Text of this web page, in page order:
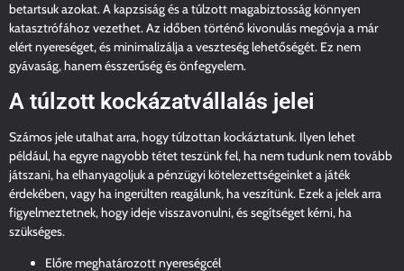
betartsuk azokat. A kapzsiság és a túlzott magabiztosság könnyen
katasztrófához vezethet. Az időben történő kivonulás megóvja a már
elért nyereséget, és minimalizálja a veszteség lehetőségét. Ez nem
gyávaság, hanem ésszerűség és önfegyelem.
A túlzott kockázatvállalás jelei
Számos jele utalhat arra, hogy túlzottan kockáztatunk. Ilyen lehet
például, ha egyre nagyobb tétet teszünk fel, ha nem tudunk nem tovább
játszani, ha elhanyagoljuk a pénzügyi kötelezettségeinket a játék
érdekében, vagy ha ingerülten reagálunk, ha veszítünk. Ezek a jelek arra
figyelmeztetnek, hogy ideje visszavonulni, és segítséget kérni, ha
szükséges.
Előre meghatározott nyereségcél